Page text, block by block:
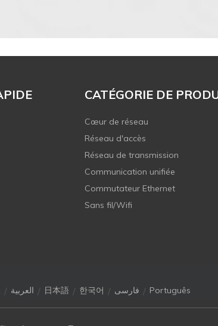
CATÉGORIE DE
Cœur de réseau
Réseau d'accès
Réseau de transmission
Communication unifiée
Commutateur Ethernet
Sans fil/Wifi
/ العربية / 日本語 / 한국어 / فارسی / Português